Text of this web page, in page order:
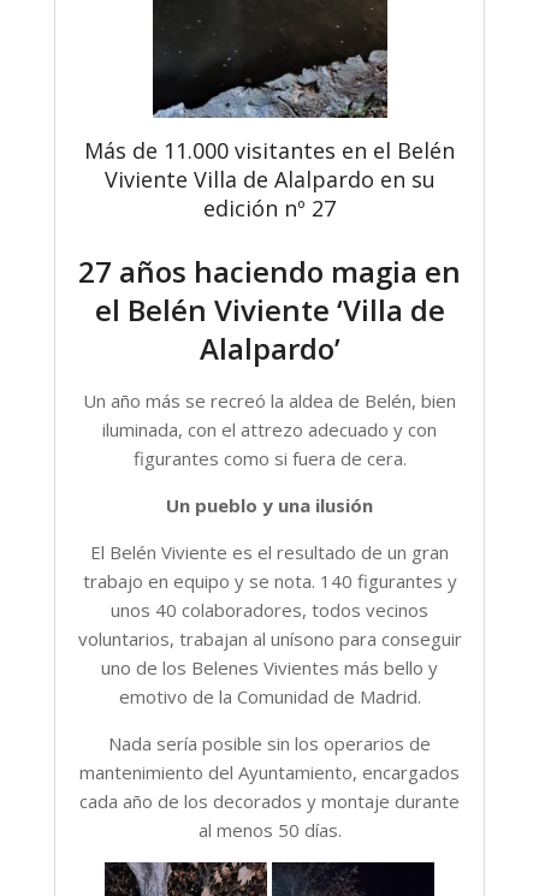
Más de 11.000 visitantes en el Belén
Viviente Villa de Alalpardo en su
edición nº 27
27 años haciendo magia en
el Belén Viviente ‘Villa de
Alalpardo’
Un año más se recreó la aldea de Belén, bien
iluminada, con el attrezo adecuado y con
figurantes como si fuera de cera.
Un pueblo y una ilusión
El Belén Viviente es el resultado de un gran
trabajo en equipo y se nota. 140 figurantes y
unos 40 colaboradores, todos vecinos
voluntarios, trabajan al unísono para conseguir
uno de los Belenes Vivientes más bello y
emotivo de la Comunidad de Madrid.
Nada sería posible sin los operarios de
mantenimiento del Ayuntamiento, encargados
cada año de los decorados y montaje durante
al menos 50 días.